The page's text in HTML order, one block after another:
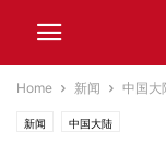
Home 新闻 中国大
新闻 中国大陆